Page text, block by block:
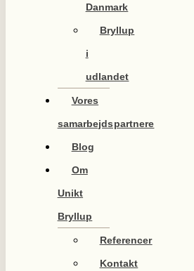
Danmark
Bryllup
i
udlandet
Vores
samarbejdspartnere
Blog
Om
Unikt
Bryllup
Referencer
Kontakt